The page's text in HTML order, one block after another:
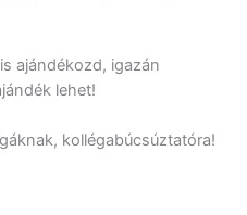
ajándékozd, igazán
lehet!
kollégabúcsúztatóra!